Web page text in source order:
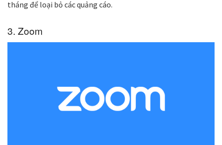
tháng để loại bỏ các quảng cáo.
3. Zoom